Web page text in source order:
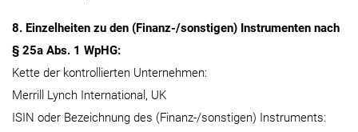
8. Einzelheiten zu den (Finanz-/sonstigen) Instrumenten nach
§ 25a Abs. 1 WpHG:
Kette der kontrollierten Unternehmen:
Merrill Lynch International, UK
ISIN oder Bezeichnung des (Finanz-/sonstigen) Instruments: